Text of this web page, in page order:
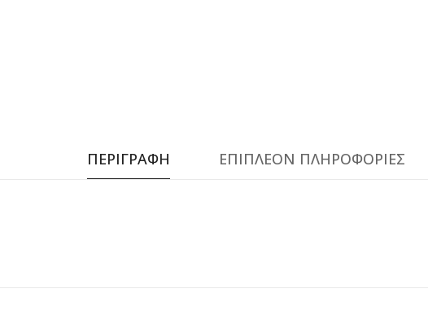
ΠΕΡΙΓΡΑΦΗ ΕΠΙΠΛΕΟΝ ΠΛΗΡΟΦΟΡΙΕΣ